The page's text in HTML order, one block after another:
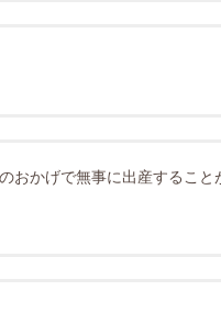
おかげで無事に出産するこ